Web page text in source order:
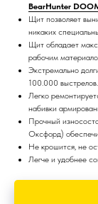
BearHunter
Щит позволяет
никаких
Щит обладает
рабочим
Экстремально
100.000 выстрелов.
Легко
набивки
Прочный
Оксфорд)
Не крошится, не
Легче и удобнее